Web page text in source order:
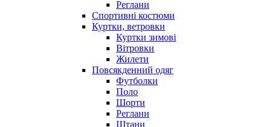
Реглани
Спортивні костюми
Куртки, ветровки
Куртки зимові
Вітровки
Жилети
Повсякденний одяг
Футболки
Поло
Шорти
Реглани
Штани